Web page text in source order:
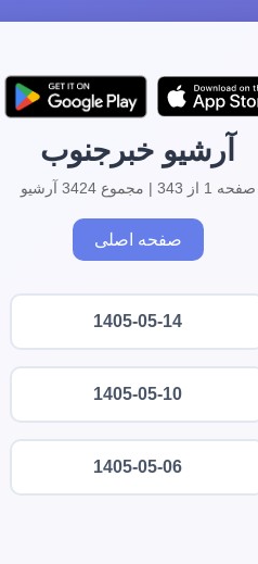
آرشیو خبرجنوب
صفحه 1 از 343 | مجموع 3424 آرشیو
صفحه اصلی
1405-05-14
1405-05-10
1405-05-06